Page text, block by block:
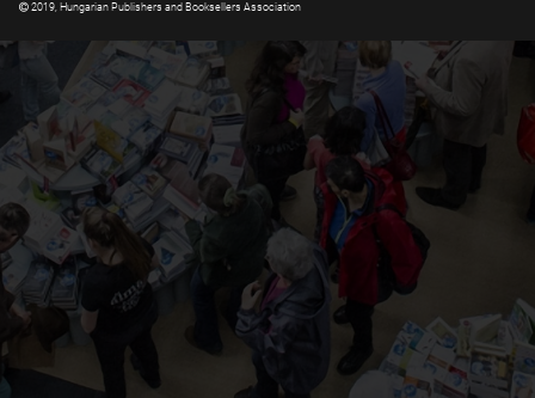
2019, Hungarian Publishers and Booksellers Association